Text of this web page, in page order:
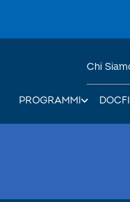
PROGRAMMI
Chi